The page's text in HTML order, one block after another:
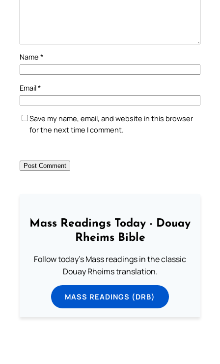
Name *
Email*
Save my name, email, and website in this browser
for the next time I comment.
Mass Readings Today - Douay
Rheims Bible
Follow today's Mass readings in the classic
Douay Rheims translation.
MASS READINGS (DRB)